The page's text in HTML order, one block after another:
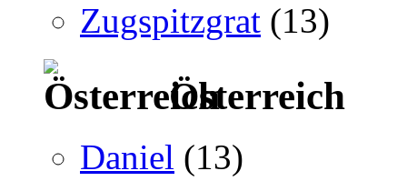
Zugspitzgrat (13)
Österreich
Daniel (13)